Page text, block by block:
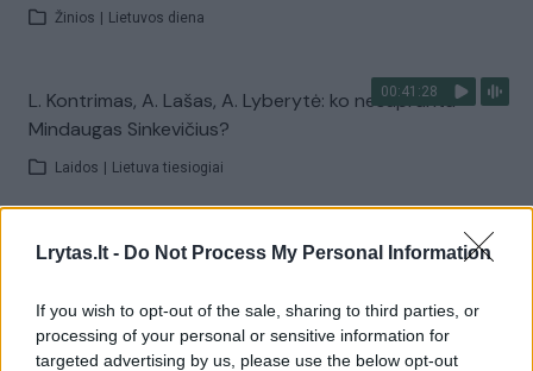
Lrytas.lt - Do Not Process My Personal Information
If you wish to opt-out of the sale, sharing to third parties, or
processing of your personal or sensitive information for
targeted advertising by us, please use the below opt-out
Žinios Lietuvos diena
00:41:28
L. Kontrimas, A. Lašas, A. Lyberytė: ko nesupranta
Mindaugas Sinkevičius?
Laidos Lietuva tiesiogiai
00:05:25
K. Prunskienės brolis prisiminė jaudinančią akimirką
ženklas“
Žinios | Lietuvos diena